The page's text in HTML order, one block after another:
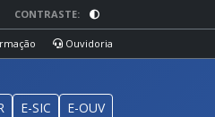
CONTRASTE:
Ouvidoria
E-SIC E-OUV